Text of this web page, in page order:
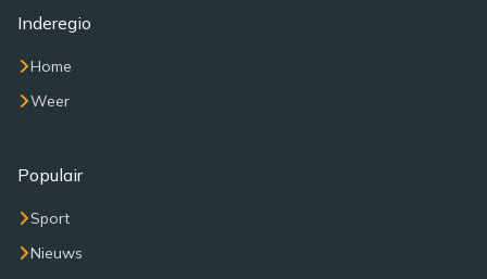
Inderegio
Home
Weer
Populair
Sport
Nieuws